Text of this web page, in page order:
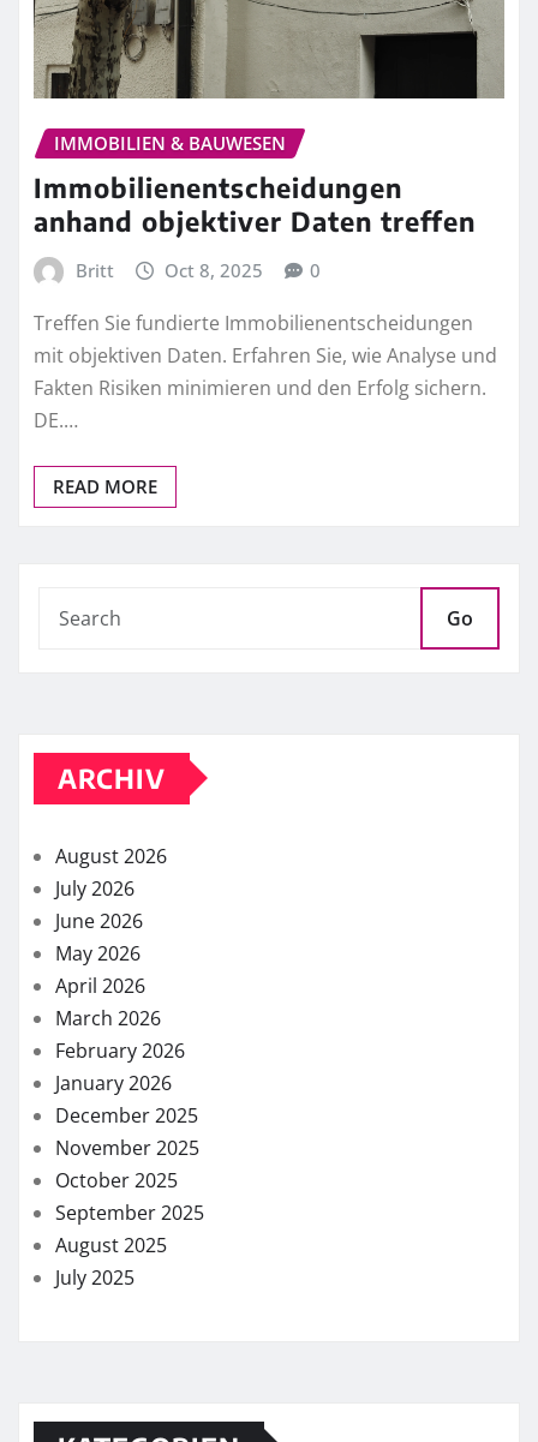
IMMOBILIEN & BAUWESEN
Immobilienentscheidungen
anhand objektiver Daten treffen
Britt Oct 8, 2025 0
Treffen Sie fundierte Immobilienentscheidungen
mit objektiven Daten. Erfahren Sie, wie Analyse und
Fakten Risiken minimieren und den Erfolg sichern.
DE.…
READ MORE
Go
ARCHIV
August 2026
July 2026
June 2026
May 2026
April 2026
March 2026
February 2026
January 2026
December 2025
November 2025
October 2025
September 2025
August 2025
July 2025